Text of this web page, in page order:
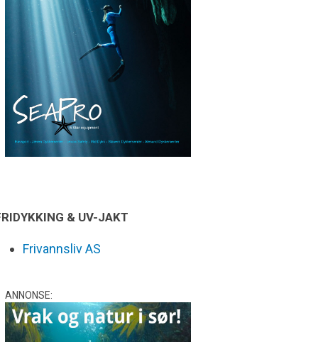
& UV-JAKT
Frivannsliv AS
ANNONSE: